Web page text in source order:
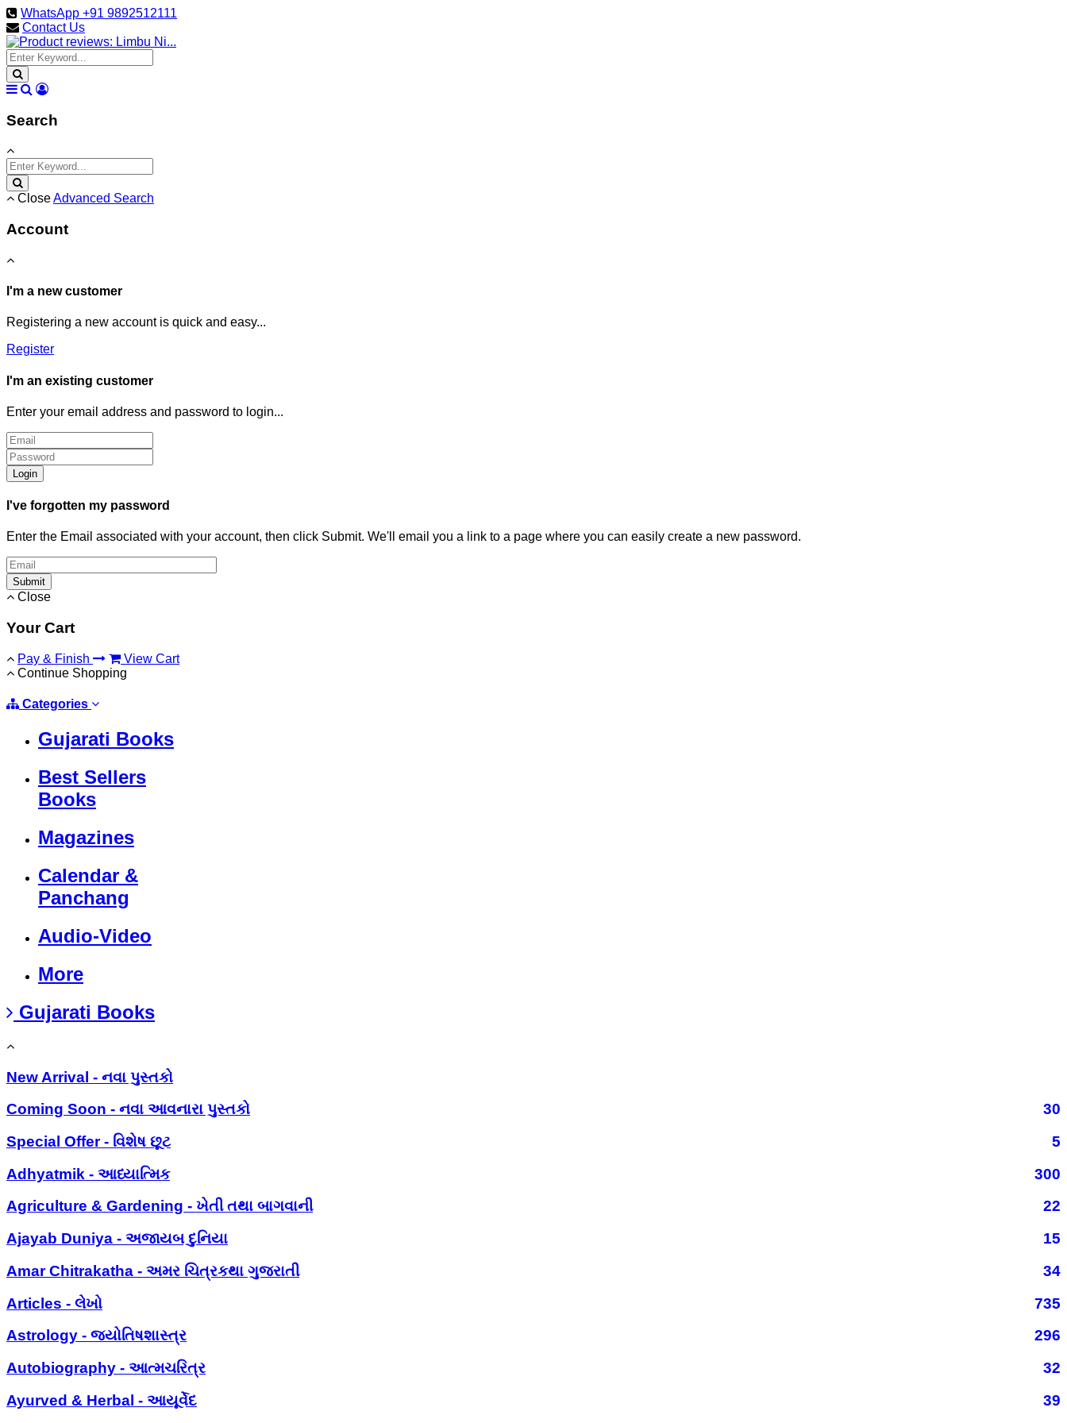
WhatsApp +91 9892512111
Contact Us
Search
CloseAdvanced Search
Account
I'm a new customer
Registering a new account is quick and easy...
Register
I'm an existing customer
Enter your email address and password to login...
Login
I've forgotten my password
Enter the Email associated with your account, then click Submit. We'll email you a link to a page where you can easily create a new password.
Submit
Close
Your Cart
Pay & Finish
View Cart
Continue Shopping
Categories
Gujarati Books
Best Sellers
Books
Magazines
Calendar &
Panchang
Audio-Video
More
Gujarati Books
New Arrival - નવા પુસ્તકો
Coming Soon - નવા આવનારા પુસ્તકો
30
Special Offer - વિશેષ છૂટ
5
Adhyatmik - આધ્યાત્મિક
300
Agriculture & Gardening - ખેતી તથા બાગવાની
22
Ajayab Duniya - અજાયબ દુનિયા
15
Amar Chitrakatha - અમર ચિત્રકથા ગુજરાતી
34
Articles - લેખો
735
Astrology - જ્યોતિષશાસ્ત્ર
296
Autobiography - આત્મચરિત્ર
32
Ayurved & Herbal - આયૂર્વેદ
39